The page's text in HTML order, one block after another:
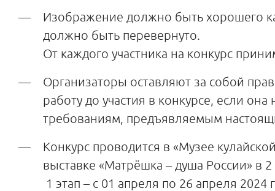
Изображение должно быть хорошего
должно быть перевернуто.
От каждого участника на конкурс
Организаторы оставляют за собой
работу до участия в конкурсе, если она
требованиям, предъявляемым
Конкурс проводится в «Музее
выставке «Матрёшка – душа России» в 2
1 этап – с 01 апреля по 26 апреля 2024